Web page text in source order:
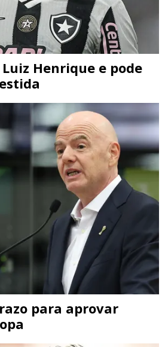
Henrique e pode
para aprovar